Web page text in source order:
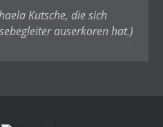
Kutsche, die sich
auserkoren hat.)